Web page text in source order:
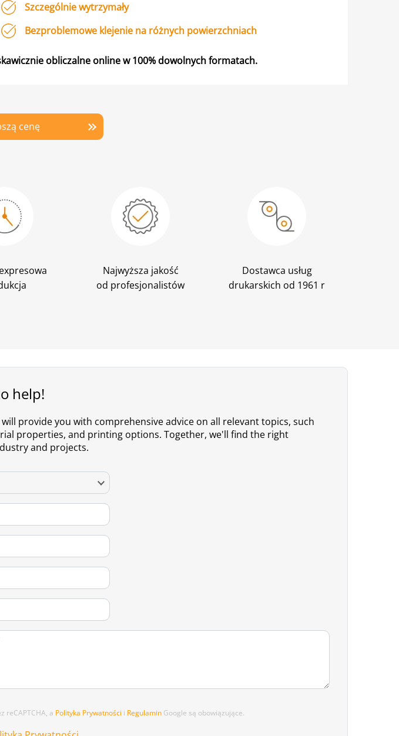
Szczególnie wytrzymały
Bezproblemowe klejenie na różnych powierzchniach
obliczalne online w 100% dowolnych formatach.
cenę
Najwyższa jakość
od profesjonalistów
Dostawca usług
drukarskich od 1961 r
help!
provide you with comprehensive advice on all relevant topics, such
properties, and printing options. Together, we'll find the right
and projects.
reCAPTCHA, a Polityka Prywatności i Regulamin Google są obowiązujące.